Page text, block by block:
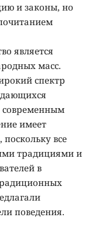
и законы, но
является
масс.
спектр
современным
имеет
все
традициями и
в
поведения.